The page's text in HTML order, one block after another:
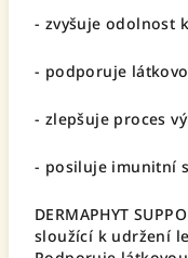
- zvyšuje odolnost
- podporuje
- zlepšuje proces
- posiluje imunitní
DERMAPHYT
sloužící k udržení